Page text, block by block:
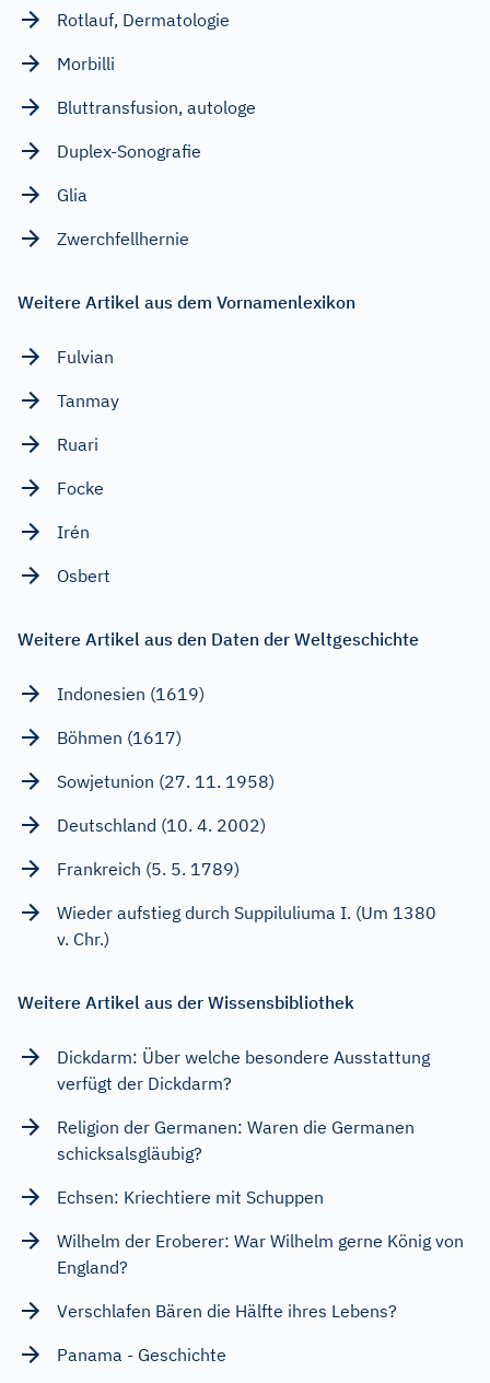
Rotlauf, Dermatologie
Morbilli
Bluttransfusion, autologe
Duplex-Sonografie
Glia
Zwerchfellhernie
Weitere Artikel aus dem Vornamenlexikon
Fulvian
Tanmay
Ruari
Focke
Irén
Osbert
Weitere Artikel aus den Daten der Weltgeschichte
Indonesien (1619)
Böhmen (1617)
Sowjetunion (27. 11. 1958)
Deutschland (10. 4. 2002)
Frankreich (5. 5. 1789)
Wieder aufstieg durch Suppiluliuma I. (Um 1380
v. Chr.)
Weitere Artikel aus der Wissensbibliothek
Dickdarm: Über welche besondere Ausstattung
verfügt der Dickdarm?
Religion der Germanen: Waren die Germanen
schicksalsgläubig?
Echsen: Kriechtiere mit Schuppen
Wilhelm der Eroberer: War Wilhelm gerne König von
England?
Verschlafen Bären die Hälfte ihres Lebens?
Panama - Geschichte